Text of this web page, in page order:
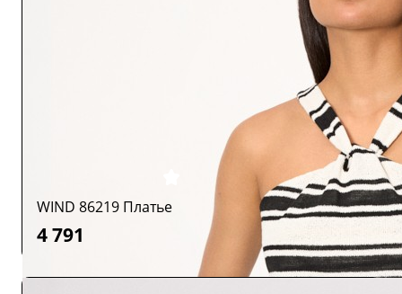
WIND 86219 Платье
4 791